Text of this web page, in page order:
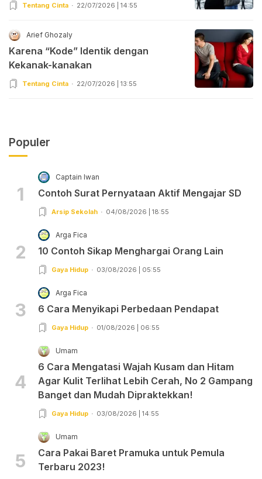
Tentang Cinta 22/07/2026 | 14:55
Arief Ghozaly
Karena “Kode” Identik dengan
Kekanak-kanakan
Tentang Cinta 22/07/2026 | 13:55
Populer
1
Captain Iwan
Contoh Surat Pernyataan Aktif Mengajar SD
Arsip Sekolah 04/08/2026 | 18:55
2
Arga Fica
10 Contoh Sikap Menghargai Orang Lain
Gaya Hidup 03/08/2026 | 05:55
3
Arga Fica
6 Cara Menyikapi Perbedaan Pendapat
Gaya Hidup 01/08/2026 | 06:55
4
Umam
6 Cara Mengatasi Wajah Kusam dan Hitam
Agar Kulit Terlihat Lebih Cerah, No 2 Gampang
Banget dan Mudah Dipraktekkan!
Gaya Hidup 03/08/2026 | 14:55
5
Umam
Cara Pakai Baret Pramuka untuk Pemula
Terbaru 2023!